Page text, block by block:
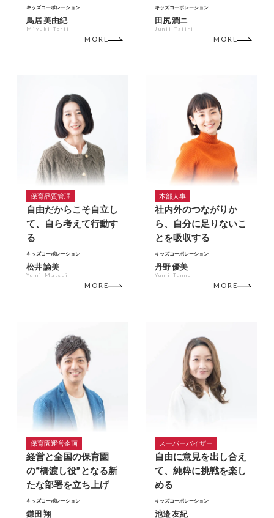
キッズコーポレーション
鳥居 美由紀
Miyuki Torii
MORE
キッズコーポレーション
田尻 潤ニ
Junji Tajiri
MORE
保育品質管理
自由だからこそ自立し
て、自ら考えて行動す
る
キッズコーポレーション
松井 諭美
Yumi Matsui
MORE
本部人事
社内外のつながりか
ら、自分に足りないこ
とを吸収する
キッズコーポレーション
丹野 優美
Yumi Tanno
MORE
保育園運営企画
経営と全国の保育園
の“橋渡し役”となる新
たな部署を立ち上げ
キッズコーポレーション
鎌田 翔
スーパーバイザー
自由に意見を出し合え
て、純粋に挑戦を楽し
める
キッズコーポレーション
池邉 友紀